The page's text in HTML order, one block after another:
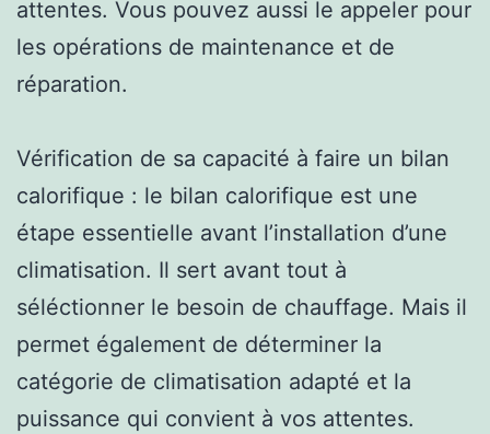
attentes. Vous pouvez aussi le appeler pour
les opérations de maintenance et de
réparation.
Vérification de sa capacité à faire un bilan
calorifique : le bilan calorifique est une
étape essentielle avant l’installation d’une
climatisation. Il sert avant tout à
séléctionner le besoin de chauffage. Mais il
permet également de déterminer la
catégorie de climatisation adapté et la
puissance qui convient à vos attentes.